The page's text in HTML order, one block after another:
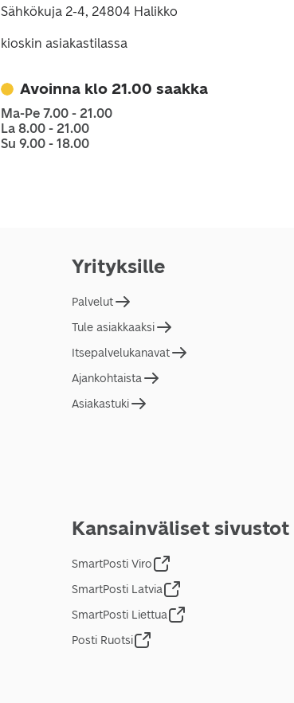
Sähkökuja 2-4, 24804 Halikko
kioskin asiakastilassa
Avoinna klo 21.00 saakka
Ma-Pe 7.00 - 21.00
La 8.00 - 21.00
Su 9.00 - 18.00
Yrityksille
Palvelut
Tule asiakkaaksi
Itsepalvelukanavat
Ajankohtaista
Asiakastuki
Kansainväliset sivustot
SmartPosti Viro
SmartPosti Latvia
SmartPosti Liettua
Posti Ruotsi